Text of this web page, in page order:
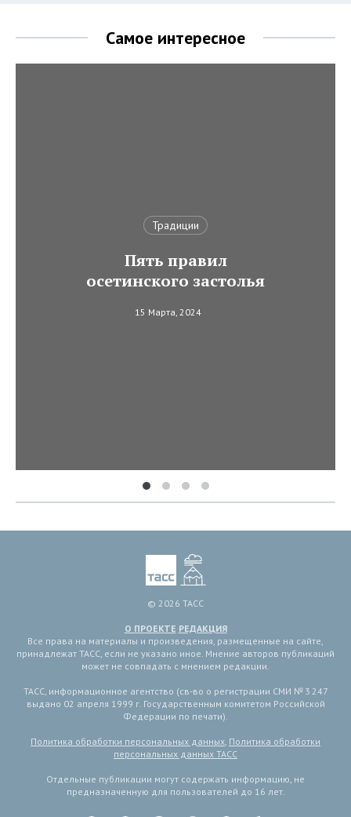
Самое интересное
Традиции
Пять правил
осетинского застолья
15 Марта, 2024
© 2026 ТАСС
О ПРОЕКТЕ РЕДАКЦИЯ
Все права на материалы и произведения, размещенные на сайте,
принадлежат ТАСС, если не указано иное. Мнение авторов публикаций
может не совпадать с мнением редакции.
ТАСС, информационное агентство (св-во о регистрации СМИ № 3 247
выдано 02 апреля 1999 г. Государственным комитетом Российской
Федерации по печати).
Политика обработки персональных данных, Политика обработки
персональных данных ТАСС
Отдельные публикации могут содержать информацию, не
предназначенную для пользователей до 16 лет.